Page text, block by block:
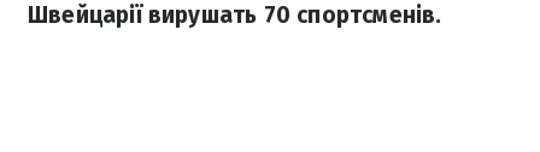
Швейцарії вирушать 70 спортсменів.